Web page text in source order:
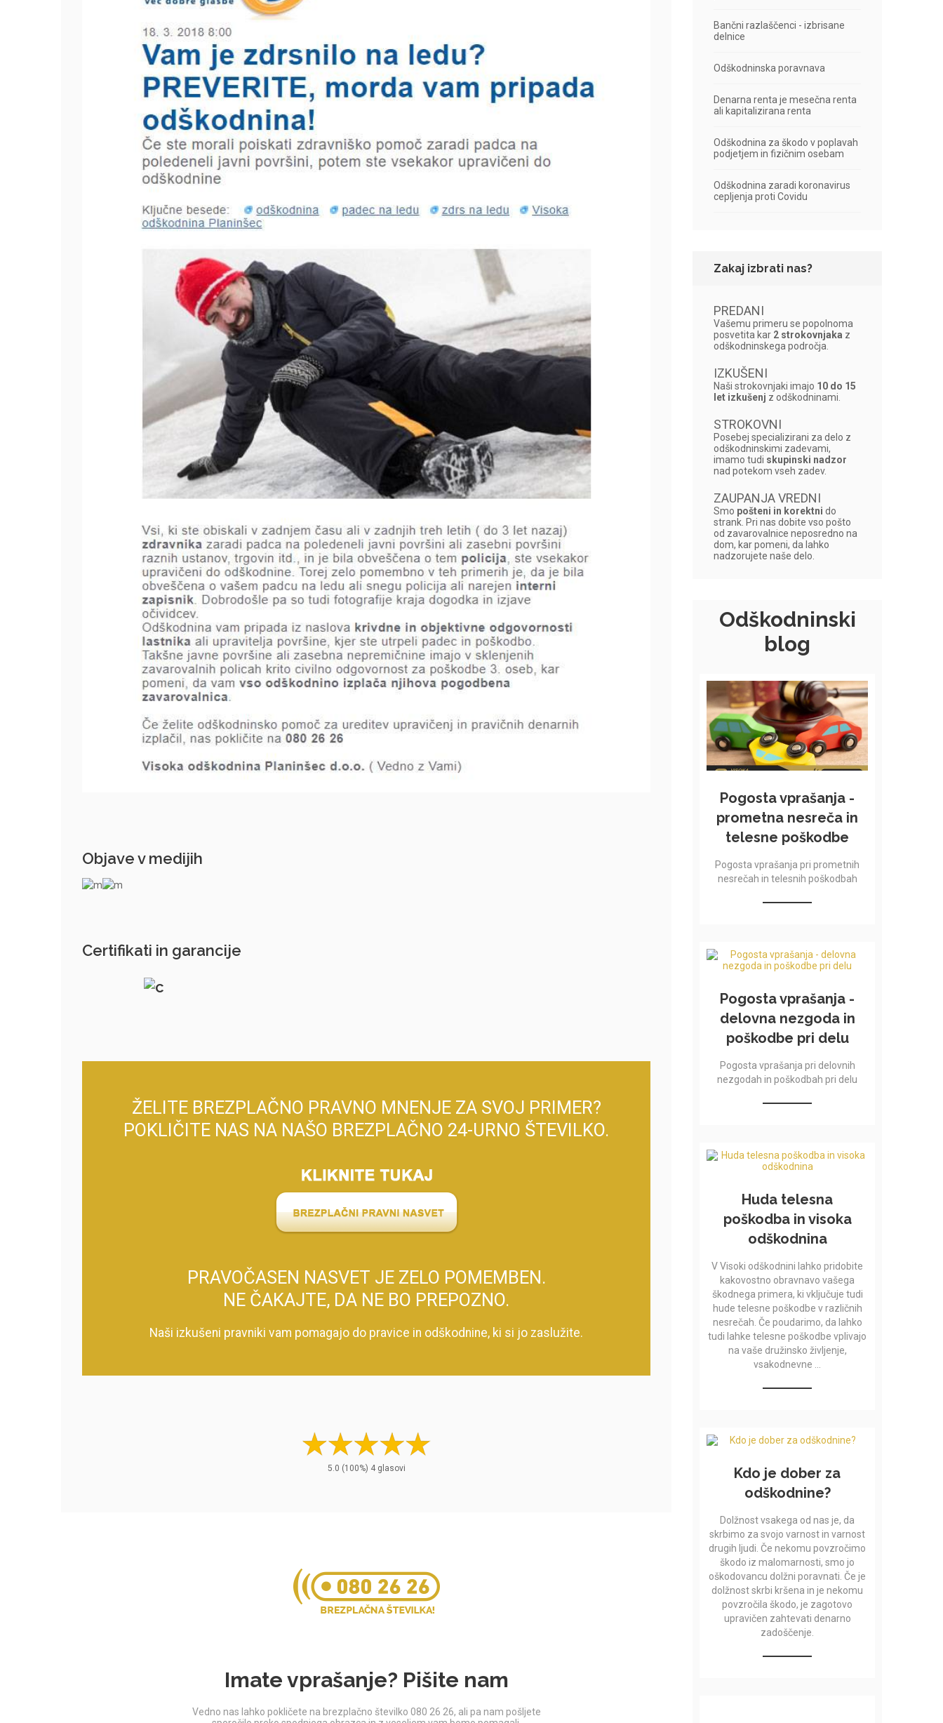
Objave v medijih
Certifikati in garancije
ŽELITE BREZPLAČNO PRAVNO MNENJE ZA SVOJ PRIMER?
POKLIČITE NAS NA NAŠO BREZPLAČNO 24-URNO ŠTEVILKO.
PRAVOČASEN NASVET JE ZELO POMEMBEN.
NE ČAKAJTE, DA NE BO PREPOZNO.
Naši izkušeni pravniki vam pomagajo do pravice in odškodnine, ki si jo zaslužite.
5.0 (100%) 4glasovi
Imate vprašanje? Pišite nam
Vedno nas lahko pokličete na brezplačno številko 080 26 26, ali pa nam pošljete
Bančni razlaščenci - izbrisane
delnice
Odškodninska poravnava
Denarna renta je mesečna renta
ali kapitalizirana renta
Odškodnina za škodo v poplavah
podjetjem in fizičnim osebam
Odškodnina zaradi koronavirus
cepljenja proti Covidu
Zakaj izbrati nas?
PREDANI
Vašemu primeru se popolnoma
posvetita kar 2 strokovnjaka z
odškodninskega področja.
IZKUŠENI
Naši strokovnjaki imajo 10 do 15
let izkušenj z odškodninami.
STROKOVNI
Posebej specializirani za delo z
odškodninskimi zadevami,
imamo tudi skupinski nadzor
nad potekom vseh zadev.
ZAUPANJA VREDNI
Smo pošteni in korektni do
strank. Pri nas dobite vso pošto
od zavarovalnice neposredno na
dom, kar pomeni, da lahko
nadzorujete naše delo.
Odškodninski
blog
Pogosta vprašanja -
prometna nesreča in
telesne poškodbe
Pogosta vprašanja pri prometnih
nesrečah in telesnih poškodbah
Pogosta vprašanja -
delovna nezgoda in
poškodbe pri delu
Pogosta vprašanja pri delovnih
nezgodah in poškodbah pri delu
Huda telesna
poškodba in visoka
odškodnina
V Visoki odškodnini lahko pridobite
kakovostno obravnavo vašega
škodnega primera, ki vključuje tudi
hude telesne poškodbe v različnih
nesrečah. Če poudarimo, da lahko
tudi lahke telesne poškodbe vplivajo
na vaše družinsko življenje,
vsakodnevne ...
Kdo je dober za
odškodnine?
Dolžnost vsakega od nas je, da
skrbimo za svojo varnost in varnost
drugih ljudi. Če nekomu povzročimo
škodo iz malomarnosti, smo jo
oškodovancu dolžni poravnati. Če je
dolžnost skrbi kršena in je nekomu
povzročila škodo, je zagotovo
upravičen zahtevati denarno
zadoščenje.